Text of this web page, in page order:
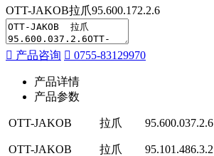
OTT-JAKOB拉爪95.600.172.2.6
产品咨询 0755-83129970
产品详情
产品参数
OTT-JAKOB 拉爪 95.600.037.2.6
OTT-JAKOB 拉爪 95.101.486.3.2